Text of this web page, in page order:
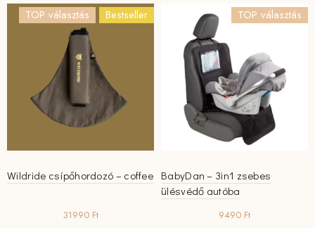
TOP választás Bestseller
Wildride csípőhordozó – coffee
31990 Ft
TOP választás
BabyDan – 3in1 zsebes
ülésvédő autóba
9490 Ft